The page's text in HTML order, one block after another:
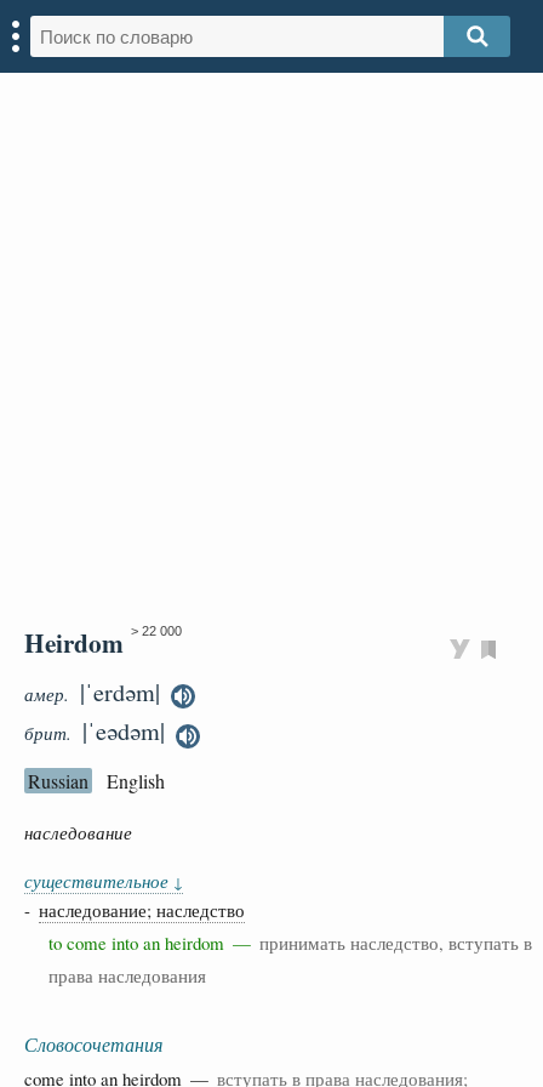
Heirdom > 22 000
амер. |ˈerdəm|
брит. |ˈeədəm|
Russian English
наследование
существительное ↓
- наследование; наследство
to come into an heirdom — принимать наследство, вступать в
права наследования
Словосочетания
come into an heirdom — вступать в права наследования;